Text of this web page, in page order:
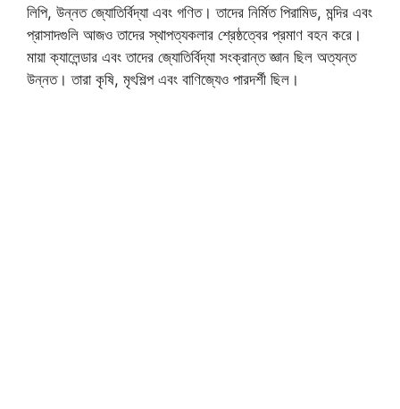
লিপি, উন্নত জ্যোতির্বিদ্যা এবং গণিত। তাদের নির্মিত পিরামিড, মন্দির এবং
প্রাসাদগুলি আজও তাদের স্থাপত্যকলার শ্রেষ্ঠত্বের প্রমাণ বহন করে।
মায়া ক্যালেন্ডার এবং তাদের জ্যোতির্বিদ্যা সংক্রান্ত জ্ঞান ছিল অত্যন্ত
উন্নত। তারা কৃষি, মৃৎশিল্প এবং বাণিজ্যেও পারদর্শী ছিল।